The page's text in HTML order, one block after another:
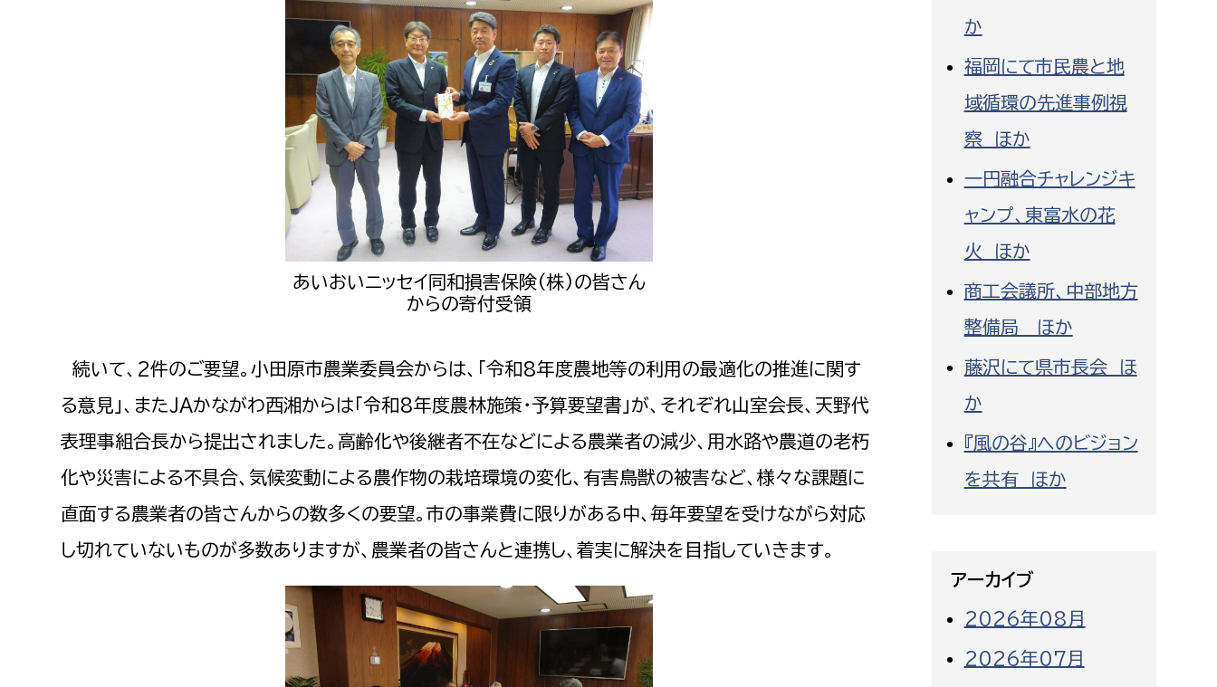
議会局
議会総務課
あいおいニッセイ同和損害保険(株)の皆さん
からの寄付受領
続いて、2件のご要望。小田原市農業委員会からは、「令和8年度農地等の利用の最適化の推進に関す
る意見」、またJAかながわ西湘からは「令和8年度農林施策・予算要望書」が、それぞれ山室会長、天野代
表理事組合長から提出されました。高齢化や後継者不在などによる農業者の減少、用水路や農道の老朽
化や災害による不具合、気候変動による農作物の栽培環境の変化、有害鳥獣の被害など、様々な課題に
直面する農業者の皆さんからの数多くの要望。市の事業費に限りがある中、毎年要望を受けながら対応
し切れていないものが多数ありますが、農業者の皆さんと連携し、着実に解決を目指していきます。
か
福岡にて市民農と地
域循環の先進事例視
察 ほか
一円融合チャレンジキ
ャンプ、東富水の花
火 ほか
商工会議所、中部地方
整備局 ほか
藤沢にて県市長会 ほ
か
『風の谷』へのビジョン
を共有 ほか
アーカイブ
2026年08月
2026年07月